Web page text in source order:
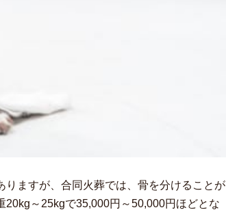
ますが、合同火葬では、骨を分けることが
～25kgで35,000円～50,000円ほどとな